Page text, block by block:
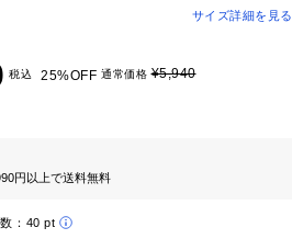
サイズ詳細を見る
税込 25%OFF 通常価格¥5,940
円以上で送料無料
： 40 pt